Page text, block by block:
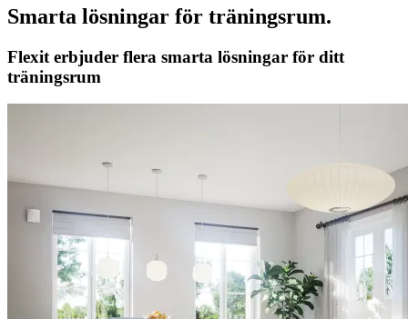
Smarta lösningar för träningsrum.
Flexit erbjuder flera smarta lösningar för ditt
träningsrum